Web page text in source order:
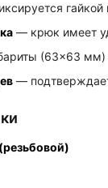
гайкой
— крюк имеет
(63×63 мм)
—